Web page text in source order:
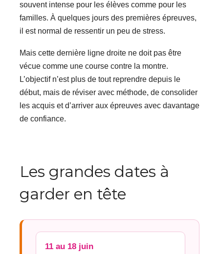
souvent intense pour les élèves comme pour les
familles. À quelques jours des premières épreuves,
il est normal de ressentir un peu de stress.
Mais cette dernière ligne droite ne doit pas être
vécue comme une course contre la montre.
L’objectif n’est plus de tout reprendre depuis le
début, mais de réviser avec méthode, de consolider
les acquis et d’arriver aux épreuves avec davantage
de confiance.
Les grandes dates à
garder en tête
11 au 18 juin